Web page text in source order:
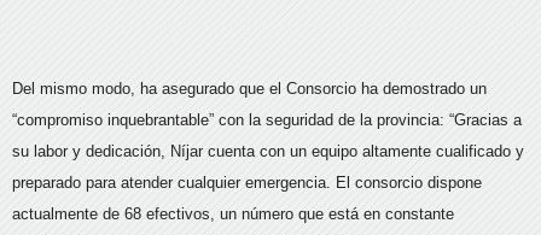
Del mismo modo, ha asegurado que el Consorcio ha demostrado un
“compromiso inquebrantable” con la seguridad de la provincia: “Gracias a
su labor y dedicación, Níjar cuenta con un equipo altamente cualificado y
preparado para atender cualquier emergencia. El consorcio dispone
actualmente de 68 efectivos, un número que está en constante